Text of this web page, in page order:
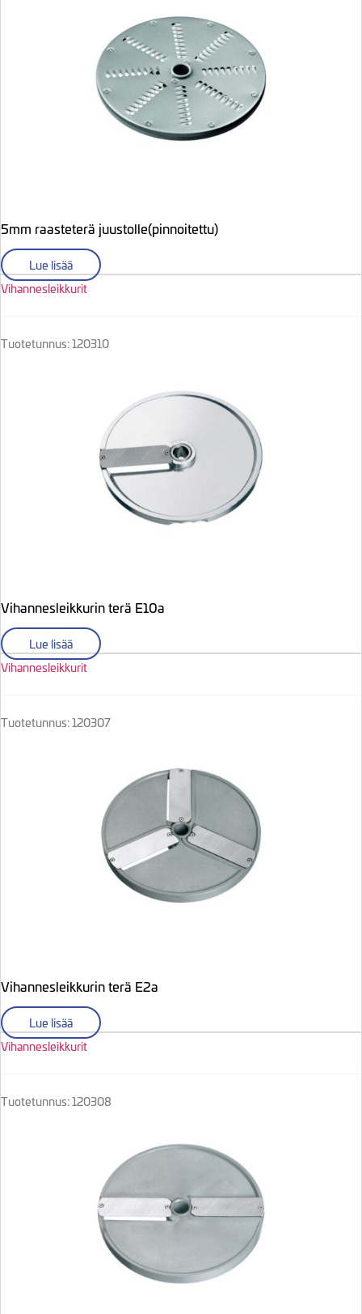
5mm raasteterä juustolle(pinnoitettu)
Lue lisää
Vihannesleikkurit
Tuotetunnus: 120310
Vihannesleikkurin terä E10a
Lue lisää
Vihannesleikkurit
Tuotetunnus: 120307
Vihannesleikkurin terä E2a
Lue lisää
Vihannesleikkurit
Tuotetunnus: 120308